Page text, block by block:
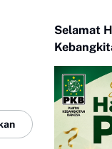
Selamat